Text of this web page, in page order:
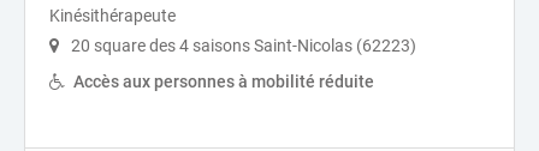
Kinésithérapeute
20 square des 4 saisons Saint-Nicolas (62223)
Accès aux personnes à mobilité réduite